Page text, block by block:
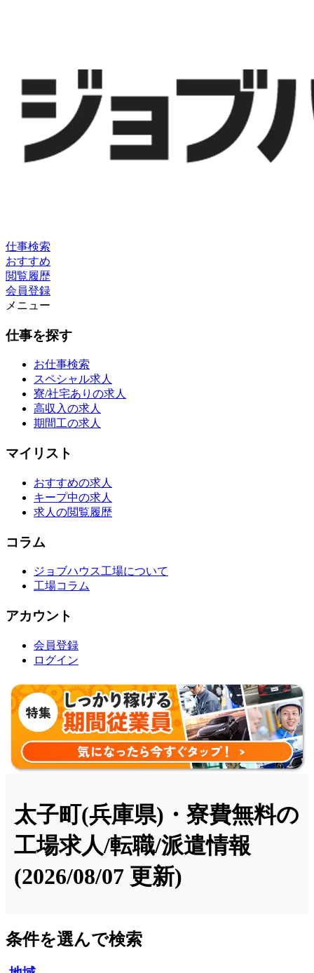
仕事検索
おすすめ
閲覧履歴
会員登録
メニュー
仕事を探す
お仕事検索
スペシャル求人
寮/社宅ありの求人
高収入の求人
期間工の求人
マイリスト
おすすめの求人
キープ中の求人
求人の閲覧履歴
コラム
ジョブハウス工場について
工場コラム
アカウント
会員登録
ログイン
太子町(兵庫県)・寮費無料の
工場求人/転職/派遣情報
(2026/08/07 更新)
条件を選んで検索